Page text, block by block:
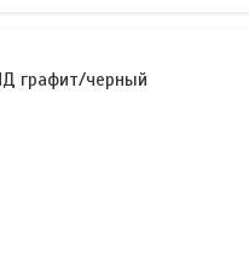
графит/черный